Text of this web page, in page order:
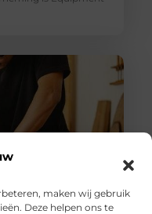
maken wij gebruik
Deze helpen ons te